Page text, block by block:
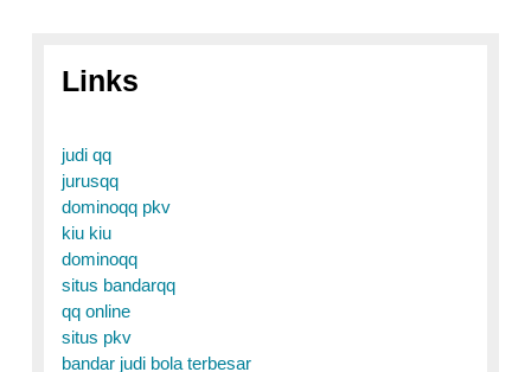
Links
judi qq
jurusqq
dominoqq pkv
kiu kiu
dominoqq
situs bandarqq
qq online
situs pkv
bandar judi bola terbesar